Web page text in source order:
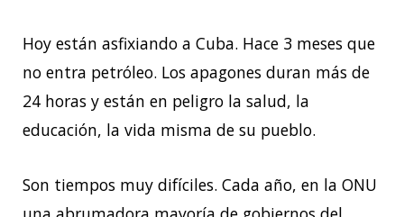
Hoy están asfixiando a Cuba. Hace 3 meses que
no entra petróleo. Los apagones duran más de
24 horas y están en peligro la salud, la
educación, la vida misma de su pueblo.
Son tiempos muy difíciles. Cada año, en la ONU